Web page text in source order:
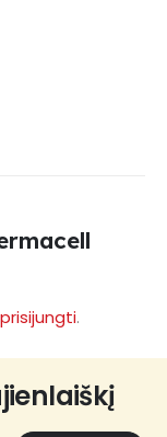
prisijungti.